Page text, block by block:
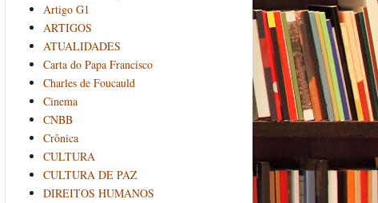
Artigo G1
ARTIGOS
ATUALIDADES
Carta do Papa Francisco
Charles de Foucauld
Cinema
CNBB
Crônica
CULTURA
CULTURA DE PAZ
DIREITOS HUMANOS